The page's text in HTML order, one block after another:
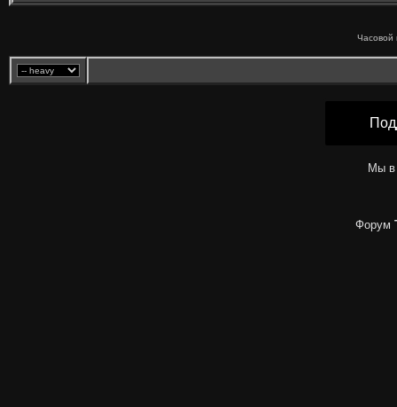
Часовой
Мы в
Форум